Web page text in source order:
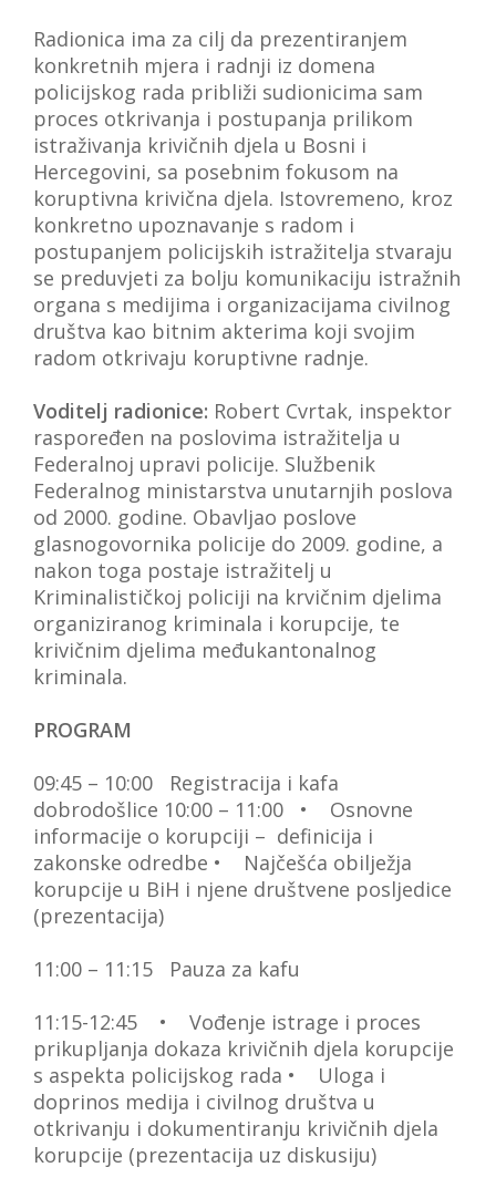
Radionica ima za cilj da prezentiranjem
konkretnih mjera i radnji iz domena
policijskog rada približi sudionicima sam
proces otkrivanja i postupanja prilikom
istraživanja krivičnih djela u Bosni i
Hercegovini, sa posebnim fokusom na
koruptivna krivična djela. Istovremeno, kroz
konkretno upoznavanje s radom i
postupanjem policijskih istražitelja stvaraju
se preduvjeti za bolju komunikaciju istražnih
organa s medijima i organizacijama civilnog
društva kao bitnim akterima koji svojim
radom otkrivaju koruptivne radnje.
Voditelj radionice: Robert Cvrtak, inspektor
raspoređen na poslovima istražitelja u
Federalnoj upravi policije. Službenik
Federalnog ministarstva unutarnjih poslova
od 2000. godine. Obavljao poslove
glasnogovornika policije do 2009. godine, a
nakon toga postaje istražitelj u
Kriminalističkoj policiji na krvičnim djelima
organiziranog kriminala i korupcije, te
krivičnim djelima međukantonalnog
kriminala.
PROGRAM
09:45 – 10:00 Registracija i kafa
dobrodošlice 10:00 – 11:00
• Osnovne
informacije o korupciji – definicija i
zakonske odredbe • Najčešća obilježja
korupcije u BiH i njene društvene posljedice
(prezentacija)
11:00 – 11:15 Pauza za kafu
11:15-12:45
• Vođenje istrage i proces
prikupljanja dokaza krivičnih djela korupcije
s aspekta policijskog rada • Uloga i
doprinos medija i civilnog društva u
otkrivanju i dokumentiranju krivičnih djela
korupcije (prezentacija uz diskusiju)